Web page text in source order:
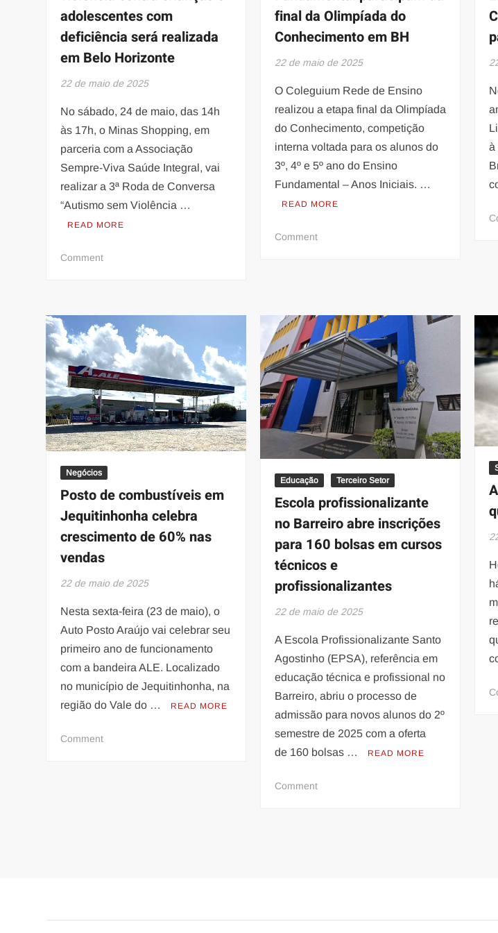
adolescentes com
deficiência será realizada
em Belo Horizonte
22 de maio de 2025
No sábado, 24 de maio, das 14h
às 17h, o Minas Shopping, em
parceria com a Associação
Sempre-Viva Saúde Integral, vai
realizar a 3ª Roda de Conversa
“Autismo sem Violência …
READ MORE
Commenton
sobre
violência
contra
crianças
e
adolescentes
com
deficiência
será
realizada
em
Belo
Horizonte
final da Olimpíada do
Conhecimento em BH
22 de maio de 2025
O Coleguium Rede de Ensino
realizou a etapa final da Olimpíada
do Conhecimento, competição
interna voltada para os alunos do
3º, 4º e 5º ano do Ensino
Fundamental – Anos Iniciais. …
READ MORE
Commenton
participam
da
final
da
Olimpíada
do
Conhecimento
em
BH
à
Negócios
Posto de combustíveis em
Jequitinhonha celebra
crescimento de 60% nas
vendas
22 de maio de 2025
Nesta sexta-feira (23 de maio), o
Auto Posto Araújo vai celebrar seu
primeiro ano de funcionamento
com a bandeira ALE. Localizado
no município de Jequitinhonha, na
região do Vale do …
READ MORE
Commenton
Educação Terceiro Setor
Escola profissionalizante
no Barreiro abre inscrições
para 160 bolsas em cursos
técnicos e
profissionalizantes
22 de maio de 2025
A Escola Profissionalizante Santo
Agostinho (EPSA), referência em
educação técnica e profissional no
Barreiro, abriu o processo de
admissão para novos alunos do 2º
semestre de 2025 com a oferta
de 160 bolsas …
READ MORE
Commenton